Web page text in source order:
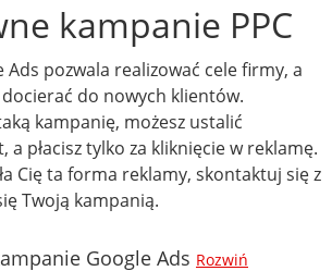
kampanie PPC
Ads pozwala realizować cele firmy, a
do nowych klientów.
kampanię, możesz ustalić
a płacisz tylko za kliknięcie w reklamę.
Cię ta forma reklamy, skontaktuj się z
Twoją kampanią.
Google Ads Rozwiń